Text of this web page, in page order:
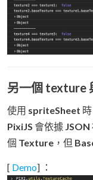
另一個 texture
使用 spriteSheet 時
PixiJS 會依據 JSON
個 Texture ，但
[ Demo] ：